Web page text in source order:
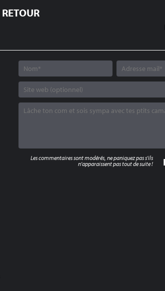
RETOUR
Les commentaires sont modérés, ne paniquez pas s'ils
n'apparaissent pas tout de suite !